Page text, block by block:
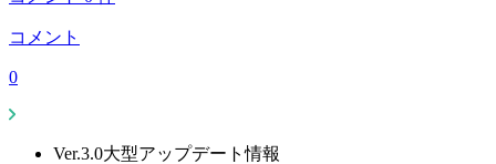
コメント
0
Ver.3.0大型アップデート情報